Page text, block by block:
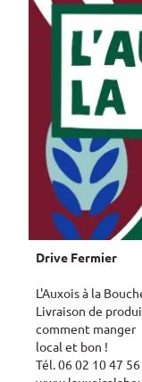
Drive Fermier
L'Auxois à la
Livraison de
comment manger
local et bon !
Tél. 06 02 10 47 56